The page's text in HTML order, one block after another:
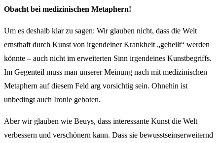
Obacht bei medizinischen Metaphern!
Um es deshalb klar zu sagen: Wir glauben nicht, dass die Welt
ernsthaft durch Kunst von irgendeiner Krankheit „geheilt“ werden
könnte – auch nicht im erweiterten Sinn irgendeines Kunstbegriffs.
Im Gegenteil muss man unserer Meinung nach mit medizinischen
Metaphern auf diesem Feld arg vorsichtig sein. Ohnehin ist
unbedingt auch Ironie geboten.
Aber wir glauben wie Beuys, dass interessante Kunst die Welt
verbessern und verschönern kann. Dass sie bewusstseinserweiternd